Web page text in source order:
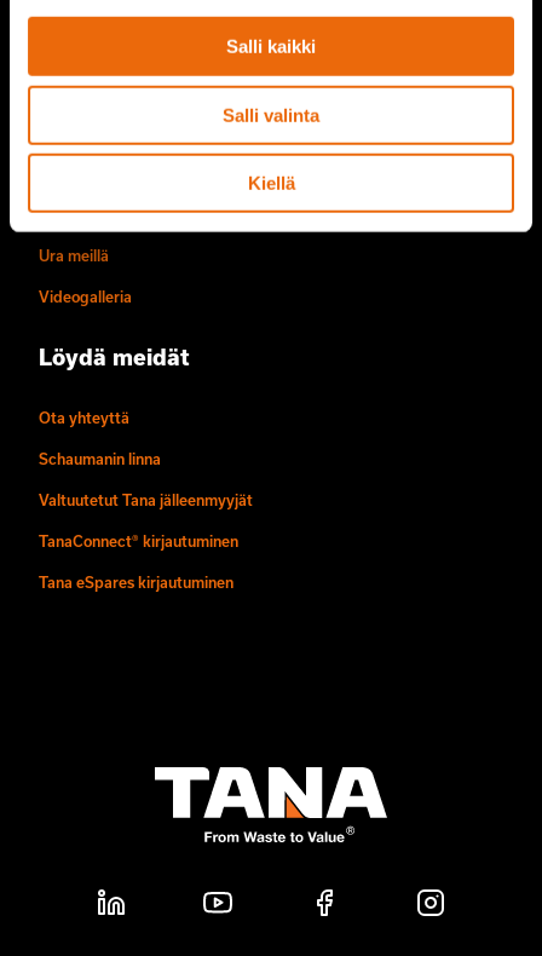
Salli kaikki
Salli valinta
Kiellä
Tietoa meistä
Vastuullisuus
Ura meillä
Videogalleria
Löydä meidät
Ota yhteyttä
Schaumanin linna
Valtuutetut Tana jälleenmyyjät
TanaConnect® kirjautuminen
Tana eSpares kirjautuminen